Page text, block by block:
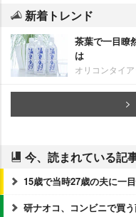
新着トレンド
茶葉で一目瞭
は
オリコンタイ
今、読まれている記
15歳で当時27歳の夫に一
研ナオコ、コンビニで買